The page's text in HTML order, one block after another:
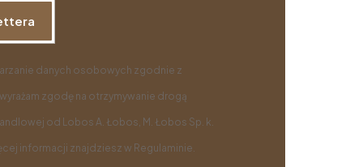
danych osobowych zgodnie z
zgodę na otrzymywanie drogą
od Lobos A. Łobos, M. Łobos Sp. k.
informacji znajdziesz w Regulaminie.